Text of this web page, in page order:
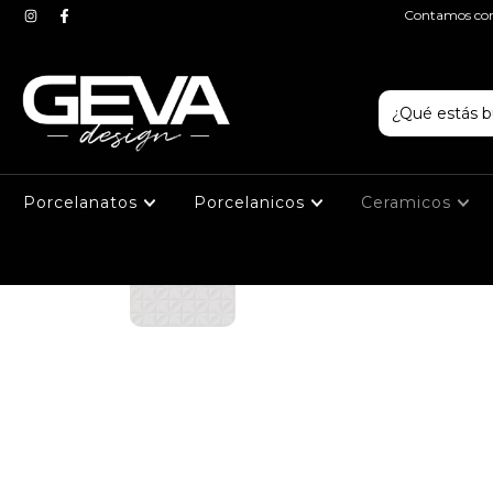
Contamos
Porcelanatos Porcelanicos Ceramicos